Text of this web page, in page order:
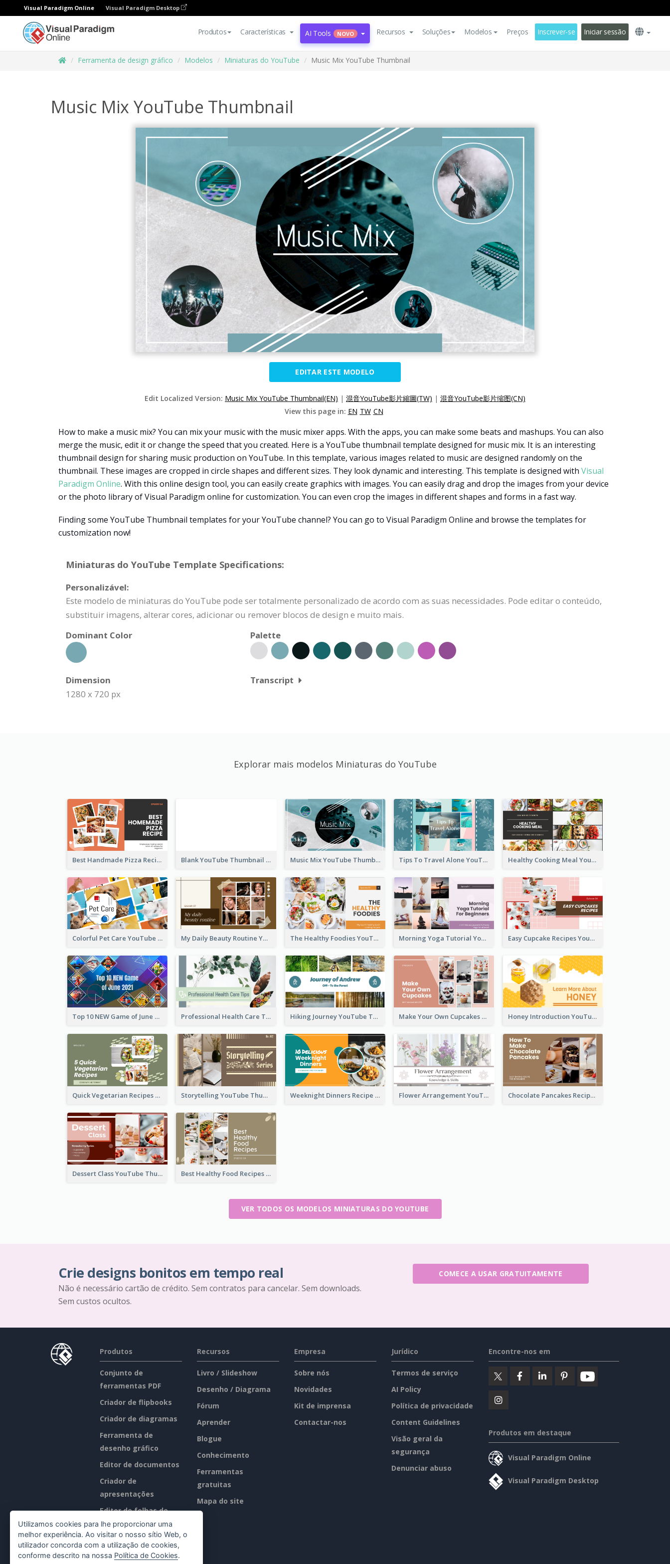
Visual Paradigm Online Visual Paradigm Desktop
Produtos Características AI Tools NOVO Recursos Soluções Modelos Preços Inscrever-se Iniciar sessão
Ferramenta de design gráfico Modelos Miniaturas do YouTube Music Mix YouTube Thumbnail
Music Mix YouTube Thumbnail
EDITAR ESTE MODELO
Edit Localized Version: Music Mix YouTube Thumbnail(EN) | 混音YouTube影片縮圖(TW) | 混音YouTube影片缩图(CN)
View this page in: EN TW CN
How to make a music mix? You can mix your music with the music mixer apps. With the apps, you can make some beats and mashups. You can also
merge the music, edit it or change the speed that you created. Here is a YouTube thumbnail template designed for music mix. It is an interesting
thumbnail design for sharing music production on YouTube. In this template, various images related to music are designed randomly on the
thumbnail. These images are cropped in circle shapes and different sizes. They look dynamic and interesting. This template is designed with Visual
Paradigm Online. With this online design tool, you can easily create graphics with images. You can easily drag and drop the images from your device
or the photo library of Visual Paradigm online for customization. You can even crop the images in different shapes and forms in a fast way.
Finding some YouTube Thumbnail templates for your YouTube channel? You can go to Visual Paradigm Online and browse the templates for
customization now!
Miniaturas do YouTube Template Specifications:
Personalizável:
Este modelo de miniaturas do YouTube pode ser totalmente personalizado de acordo com as suas necessidades. Pode editar o conteúdo,
substituir imagens, alterar cores, adicionar ou remover blocos de design e muito mais.
Dominant Color
Palette
Dimension
1280 x 720 px
Transcript
Explorar mais modelos Miniaturas do YouTube
Best Handmade Pizza Recipe YouTube Thumbnail Blank YouTube Thumbnail Music Mix YouTube Thumbnail Tips To Travel Alone YouTube Thumbnail Healthy Cooking Meal YouTube Thumbnail
Colorful Pet Care YouTube Thumbnail My Daily Beauty Routine YouTube Thumbnail The Healthy Foodies YouTube Thumbnail Morning Yoga Tutorial YouTube Thumbnail Easy Cupcake Recipes YouTube Thumbnail
Top 10 NEW Game of June 2021 YouTube Thumbnail Professional Health Care Tips YouTube Thumbnail Hiking Journey YouTube Thumbnail Make Your Own Cupcakes YouTube Thumbnail Honey Introduction YouTube Thumbnail
Quick Vegetarian Recipes YouTube Thumbnail Storytelling YouTube Thumbnail Weeknight Dinners Recipe YouTube Thumbnail Flower Arrangement YouTube Thumbnail Chocolate Pancakes Recipe YouTube Thumbnail
Dessert Class YouTube Thumbnail Best Healthy Food Recipes YouTube Thumbnail
VER TODOS OS MODELOS MINIATURAS DO YOUTUBE
Crie designs bonitos em tempo real
Não é necessário cartão de crédito. Sem contratos para cancelar. Sem downloads.
Sem custos ocultos.
COMECE A USAR GRATUITAMENTE
Produtos
Conjunto de
ferramentas PDF
Criador de flipbooks
Criador de diagramas
Ferramenta de
desenho gráfico
Editor de documentos
Criador de
apresentações
Editor de folhas de
cálculo
Preços
Recursos
Livro / Slideshow
Desenho / Diagrama
Fórum
Aprender
Blogue
Conhecimento
Ferramentas
gratuitas
Mapa do site
Empresa
Sobre nós
Novidades
Kit de imprensa
Contactar-nos
Jurídico
Termos de serviço
AI Policy
Política de privacidade
Content Guidelines
Visão geral da
segurança
Denunciar abuso
Encontre-nos em
Produtos em destaque
Visual Paradigm Online
Visual Paradigm Desktop
Utilizamos cookies para lhe proporcionar uma
melhor experiência. Ao visitar o nosso sítio Web, o
utilizador concorda com a utilização de cookies,
conforme descrito na nossa Política de Cookies.